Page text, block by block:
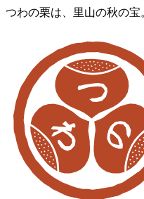
つわの栗は、里山の秋の宝